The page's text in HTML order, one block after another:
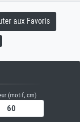
aux Favoris
(motif, cm)